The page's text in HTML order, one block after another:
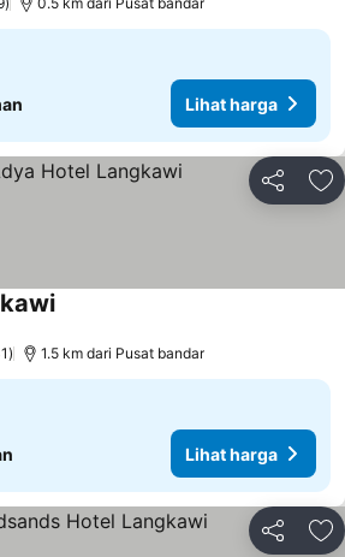
Lihat harga
Kongsi
1.5 km dari Pusat bandar
Lihat harga
Kongsi